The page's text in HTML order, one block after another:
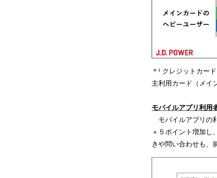
＊¹ クレジットカー
主利用カード（メイ
モバイルアプリ利用
モバイルアプリの
＋５ポイント増加し
きや問い合わせも、